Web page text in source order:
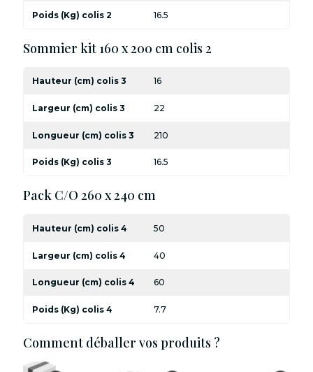
Poids (Kg) colis 2 16.5
Sommier kit 160 x 200 cm colis 2
Hauteur (cm) colis 3 16
Largeur (cm) colis 3 22
Longueur (cm) colis 3 210
Poids (Kg) colis 3 16.5
Pack C/O 260 x 240 cm
Hauteur (cm) colis 4 50
Largeur (cm) colis 4 40
Longueur (cm) colis 4 60
Poids (Kg) colis 4 7.7
Comment déballer vos produits ?